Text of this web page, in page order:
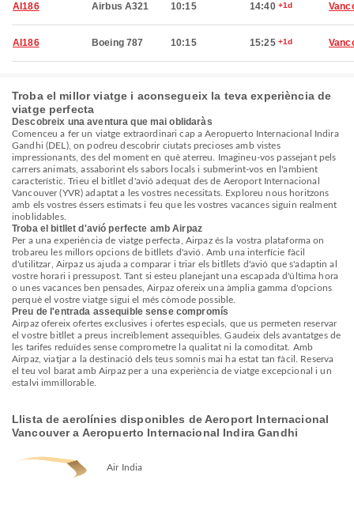
AI186 Airbus A321 10:15 14:40 +1d
AI186 Boeing 787 10:15 15:25 +1d
Troba el millor viatge i aconsegueix la teva experiència de
viatge perfecta
Descobreix una aventura que mai oblidaràs
Comenceu a fer un viatge extraordinari cap a Aeropuerto Internacional Indira
Gandhi (DEL), on podreu descobrir ciutats precioses amb vistes
impressionants, des del moment en què aterreu. Imagineu-vos passejant pels
carrers animats, assaborint els sabors locals i submerint-vos en l'ambient
característic. Trieu el bitllet d'avió adequat des de Aeroport Internacional
Vancouver (YVR) adaptat a les vostres necessitats. Exploreu nous horitzons
amb els vostres éssers estimats i feu que les vostres vacances siguin realment
inoblidables.
Troba el bitllet d'avió perfecte amb Airpaz
Per a una experiència de viatge perfecta, Airpaz és la vostra plataforma on
trobareu les millors opcions de bitllets d'avió. Amb una interfície fàcil
d'utilitzar, Airpaz us ajuda a comparar i triar els bitllets d'avió que s'adaptin al
vostre horari i pressupost. Tant si esteu planejant una escapada d'última hora
o unes vacances ben pensades, Airpaz ofereix una àmplia gamma d'opcions
perquè el vostre viatge sigui el més còmode possible.
Preu de l'entrada assequible sense compromís
Airpaz ofereix ofertes exclusives i ofertes especials, que us permeten reservar
el vostre bitllet a preus increïblement assequibles. Gaudeix dels avantatges de
les tarifes reduïdes sense comprometre la qualitat ni la comoditat. Amb
Airpaz, viatjar a la destinació dels teus somnis mai ha estat tan fàcil. Reserva
el teu vol barat amb Airpaz per a una experiència de viatge excepcional i un
estalvi immillorable.
Llista de aerolínies disponibles de Aeroport Internacional
Vancouver a Aeropuerto Internacional Indira Gandhi
Air India